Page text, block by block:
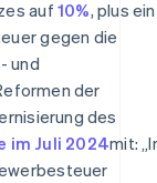
auf 10%, plus ein
gegen die
und
der
des
im Juli 2024mit: